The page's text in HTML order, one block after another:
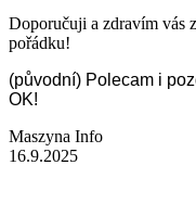
Doporučuji a zdravím vás
pořádku!
(původní) Polecam i
OK!
Maszyna Info
16.9.2025